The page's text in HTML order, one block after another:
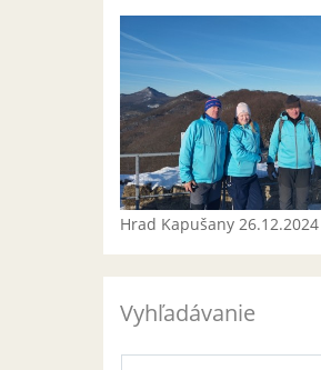
Hrad Kapušany 26.12.2024
Vyhľadávanie